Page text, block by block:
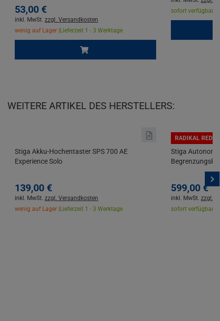
53,00 €
inkl. MwSt. zzgl. Versandkosten
wenig auf Lager | Lieferzeit 1 - 3 Werktage
sofort verfügbar |
WEITERE ARTIKEL DES HERSTELLERS:
Stiga Akku-Hochentaster SPS 700 AE
Experience Solo
139,00 €
inkl. MwSt. zzgl. Versandkosten
wenig auf Lager | Lieferzeit 1 - 3 Werktage
RADIKAL
Stiga
599,00 €
inkl. MwSt. zzgl.
sofort verfügbar |